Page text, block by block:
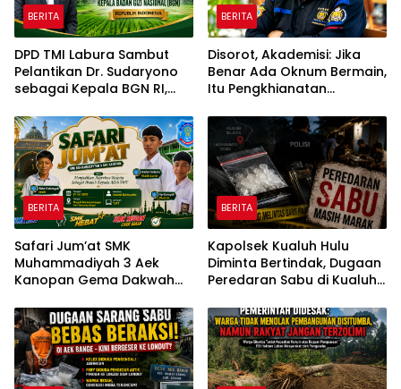
BERITA
DPD TMI Labura Sambut
Pelantikan Dr. Sudaryono
sebagai Kepala BGN RI,
Ketahanan Pangan dan
Gizi Nasional
BERITA
Disorot, Akademisi: Jika
Benar Ada Oknum Bermain,
Itu Pengkhianatan
BERITA
Safari Jum’at SMK
Muhammadiyah 3 Aek
Kanopan Gema Dakwah
BERITA
Kapolsek Kualuh Hulu
Diminta Bertindak, Dugaan
Peredaran Sabu di Kualuh
Sorotan Warga